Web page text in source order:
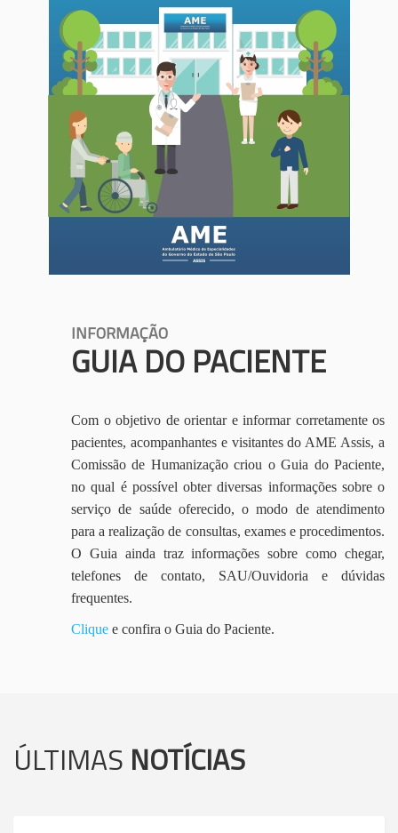
INFORMAÇÃO
GUIA DO PACIENTE
Com o objetivo de orientar e informar corretamente os
pacientes, acompanhantes e visitantes do AME Assis, a
Comissão de Humanização criou o Guia do Paciente,
no qual é possível obter diversas informações sobre o
serviço de saúde oferecido, o modo de atendimento
para a realização de consultas, exames e procedimentos.
O Guia ainda traz informações sobre como chegar,
telefones de contato, SAU/Ouvidoria e dúvidas
frequentes.
Clique e confira o Guia do Paciente.
ÚLTIMAS NOTÍCIAS